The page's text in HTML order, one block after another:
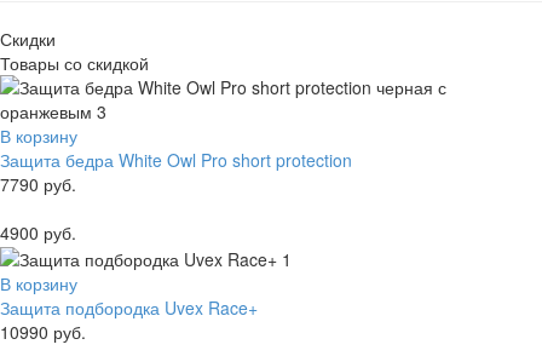
Скидки
Товары со скидкой
В корзину
Защита бедра White Owl Pro short protection
7790 руб.
4900 руб.
В корзину
Защита подбородка Uvex Race+
10990 руб.